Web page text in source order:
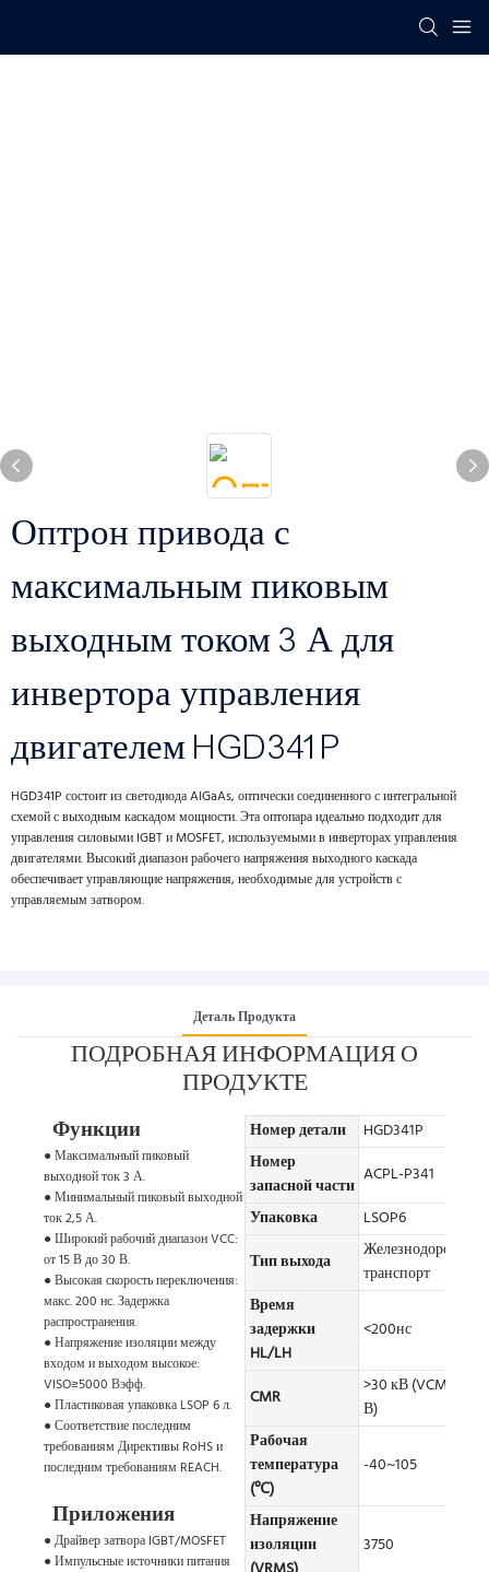
Оптрон привода с
максимальным пиковым
выходным током 3 А для
инвертора управления
двигателем HGD341P
HGD341P состоит из светодиода AlGaAs, оптически соединенного с интегральной
схемой с выходным каскадом мощности. Эта оптопара идеально подходит для
управления силовыми IGBT и MOSFET, используемыми в инверторах управления
двигателями. Высокий диапазон рабочего напряжения выходного каскада
обеспечивает управляющие напряжения, необходимые для устройств с
управляемым затвором.
Деталь Продукта
ПОДРОБНАЯ ИНФОРМАЦИЯ О
ПРОДУКТЕ
Функции
● Максимальный пиковый
выходной ток 3 А.
● Минимальный пиковый выходной
ток 2,5 А.
● Широкий рабочий диапазон VCC:
от 15 В до 30 В.
● Высокая скорость переключения:
макс. 200 нс. Задержка
распространения.
● Напряжение изоляции между
входом и выходом высокое:
VISO≥5000 Вэфф.
● Пластиковая упаковка LSOP 6 л.
● Соответствие последним
требованиям Директивы RoHS и
последним требованиям REACH.
Приложения
● Драйвер затвора IGBT/MOSFET
● Импульсные источники питания
Номер детали
HGD341P
Номер
запасной части ACPL-P341
Упаковка
LSOP6
Тип выхода
Железнодорожный
транспорт
Время
задержки
HL/LH
<200нс
CMR
>30 кВ (VCM=1500
В)
Рабочая
температура
(℃)
-40~105
Напряжение
изоляции
3750